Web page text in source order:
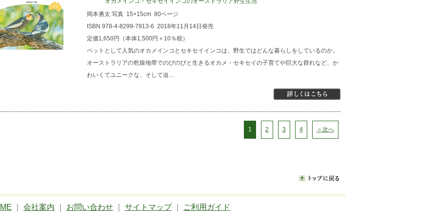
岡本勇太 写真 15×15cm 80ページ
ISBN 978-4-8299-7913-6 2018年11月14日発売
定価1,650円（本体1,500円＋10％税）
ペットとして人気のオカメインコとセキセイインコは、野生ではどんな暮らしをしているのか。
オーストラリアの乾燥地帯でのびのびと生きるオカメ・セキセイの子育てや巨大な群れなど、か
わいくてユニークな、そして迫…
1 2 3 4 ＞次へ
会社案内 お問い合わせ サイトマップ｜ ご利用ガイド